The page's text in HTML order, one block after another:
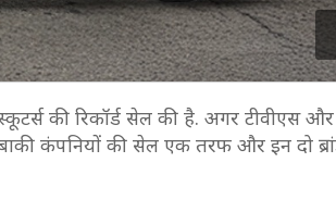
की रिकॉर्ड सेल की है. अगर टीवीएस
कंपनियों की सेल एक तरफ और इन दो